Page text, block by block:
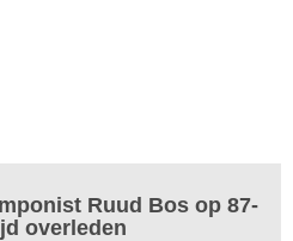
Ruud Bos op 87-
overleden